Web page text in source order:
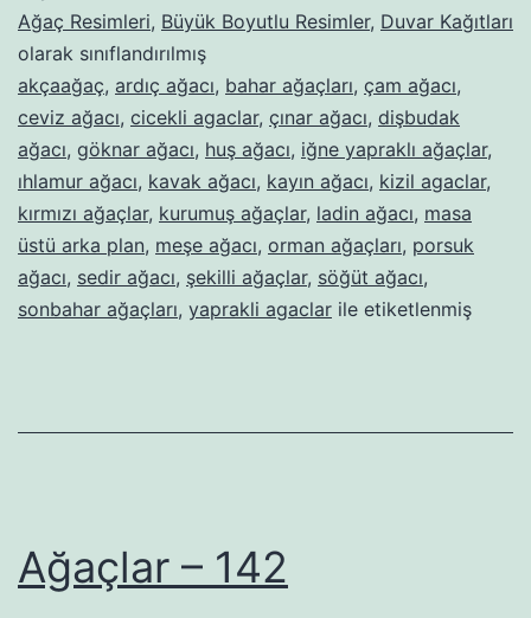
Ağaç Resimleri, Büyük Boyutlu Resimler, Duvar Kağıtları
olarak sınıflandırılmış
akçaağaç, ardıç ağacı, bahar ağaçları, çam ağacı,
ceviz ağacı, cicekli agaclar, çınar ağacı, dişbudak
ağacı, göknar ağacı, huş ağacı, iğne yapraklı ağaçlar,
ıhlamur ağacı, kavak ağacı, kayın ağacı, kizil agaclar,
kırmızı ağaçlar, kurumuş ağaçlar, ladin ağacı, masa
üstü arka plan, meşe ağacı, orman ağaçları, porsuk
ağacı, sedir ağacı, şekilli ağaçlar, söğüt ağacı,
sonbahar ağaçları, yaprakli agaclar ile etiketlenmiş
Ağaçlar – 142